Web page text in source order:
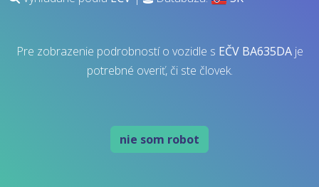
Pre zobrazenie podrobností o vozidle s EČV BA635DAje
potrebné overiť, či ste človek.
nie som robot